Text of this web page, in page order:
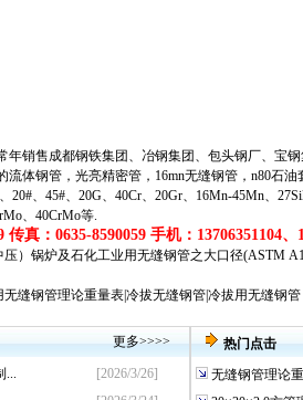
年销售成都钢铁集团、冶钢集团、包头钢厂、宝
流体钢管 ， 光亮精密管 ， 16mn无缝钢管 ， n80石油
20#、45#、20G、40Cr、20Gr、16Mn-45Mn、
、40CrMo等.
真：0635-8590059 手机：13706351104、
压）锅炉及石化工业用无缝钢管之大口径(ASTM
无缝钢管理论重量表|冷拔无缝钢管|冷拔用无缝钢管
更多>>>>
...
[2026/3/26]
热门点击
无缝钢管理论